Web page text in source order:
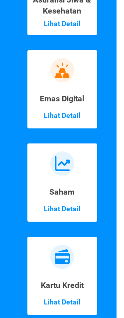
Kesehatan
Lihat Detail
Emas Digital
Lihat Detail
Saham
Lihat Detail
Kartu Kredit
Lihat Detail